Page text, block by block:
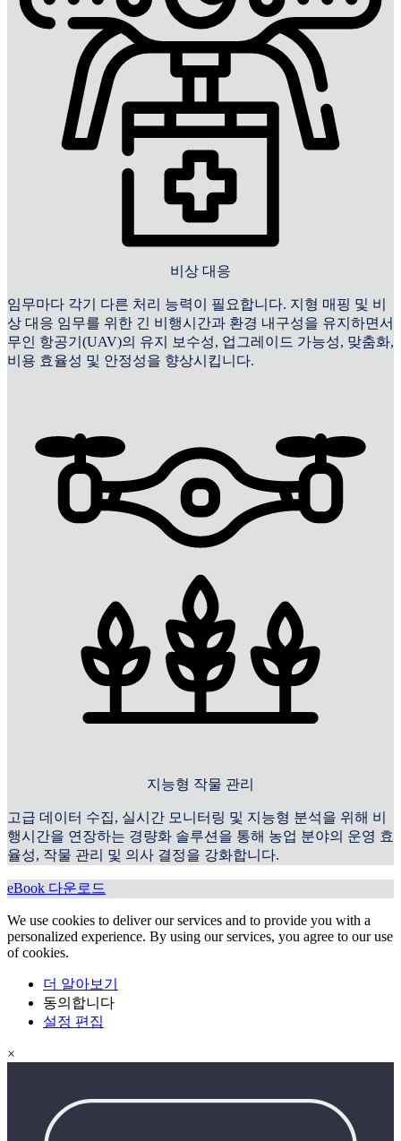
비상 대응
임무마다 각기 다른 처리 능력이 필요합니다. 지형 매핑 및 비
상 대응 임무를 위한 긴 비행시간과 환경 내구성을 유지하면서
무인 항공기(UAV)의 유지 보수성, 업그레이드 가능성, 맞춤화,
비용 효율성 및 안정성을 향상시킵니다.
지능형 작물 관리
고급 데이터 수집, 실시간 모니터링 및 지능형 분석을 위해 비
행시간을 연장하는 경량화 솔루션을 통해 농업 분야의 운영 효
율성, 작물 관리 및 의사 결정을 강화합니다.
eBook 다운로드
We use cookies to deliver our services and to provide you with a
personalized experience. By using our services, you agree to our use
of cookies.
더 알아보기
동의합니다
설정 편집
×